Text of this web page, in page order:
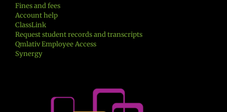
Fines and fees
Account help
ClassLink
Request student records and transcripts
Qmlativ Employee Access
Synergy